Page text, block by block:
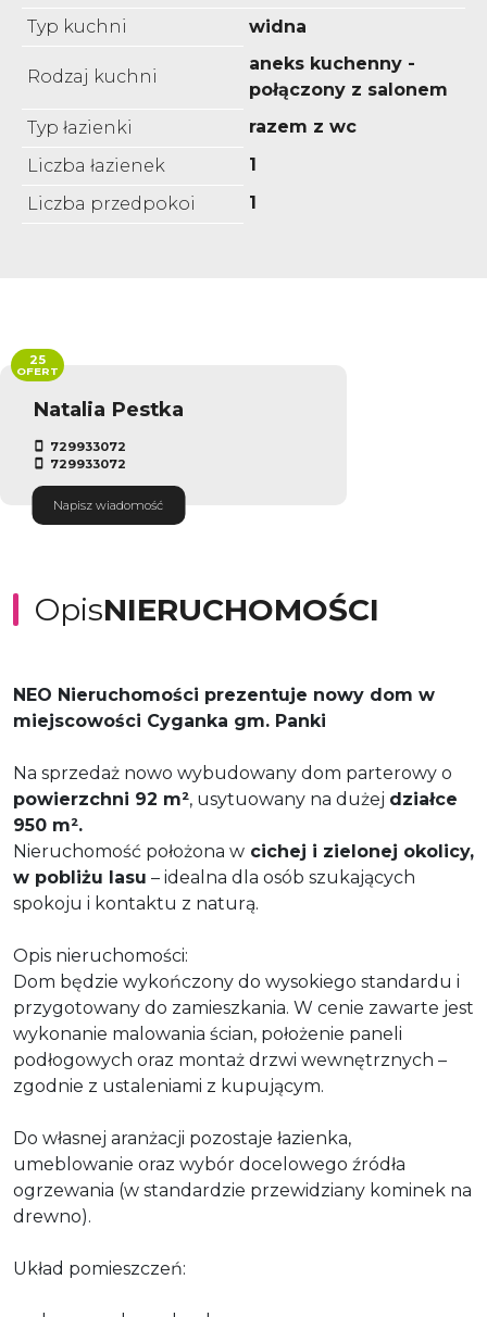
Typ kuchni widna
Rodzaj kuchni
aneks kuchenny -
połączony z salonem
Typ łazienki
razem z wc
Liczba łazienek
1
Liczba przedpokoi
1
Natalia Pestka
729933072
729933072
Napisz wiadomość
25
OFERT
OpisNIERUCHOMOŚCI
NEO Nieruchomości prezentuje nowy dom w
miejscowości Cyganka gm. Panki
Na sprzedaż nowo wybudowany dom parterowy o
powierzchni 92 m², usytuowany na dużej działce
950 m².
Nieruchomość położona w cichej i zielonej okolicy,
w pobliżu lasu – idealna dla osób szukających
spokoju i kontaktu z naturą.
Opis nieruchomości:
Dom będzie wykończony do wysokiego standardu i
przygotowany do zamieszkania. W cenie zawarte jest
wykonanie malowania ścian, położenie paneli
podłogowych oraz montaż drzwi wewnętrznych –
zgodnie z ustaleniami z kupującym.
Do własnej aranżacji pozostaje łazienka,
umeblowanie oraz wybór docelowego źródła
ogrzewania (w standardzie przewidziany kominek na
drewno).
Układ pomieszczeń: